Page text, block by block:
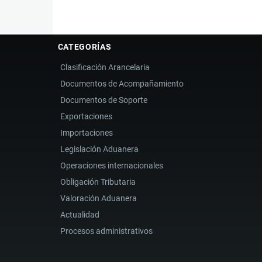
CATEGORÍAS
Clasificación Arancelaria
Documentos de Acompañamiento
Documentos de Soporte
Exportaciones
Importaciones
Legislación Aduanera
Operaciones internacionales
Obligación Tributaria
Valoración Aduanera
Actualidad
Procesos administrativos